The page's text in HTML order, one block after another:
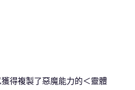
得複製了惡魔能力的＜靈體